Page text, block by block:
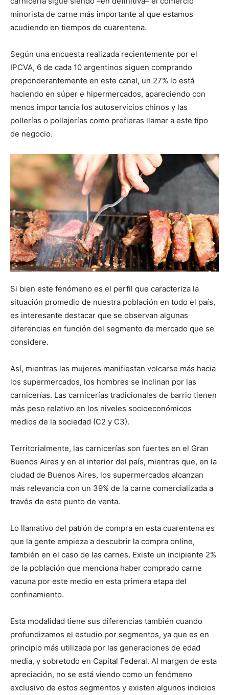
minorista de carne más importante al que estamos
acudiendo en tiempos de cuarentena.
Según una encuesta realizada recientemente por el
IPCVA, 6 de cada 10 argentinos siguen comprando
preponderantemente en este canal, un 27% lo está
haciendo en súper e hipermercados, apareciendo con
menos importancia los autoservicios chinos y las
pollerías o pollajerías como prefieras llamar a este tipo
de negocio.
Si bien este fenómeno es el perfil que caracteriza la
situación promedio de nuestra población en todo el país,
es interesante destacar que se observan algunas
diferencias en función del segmento de mercado que se
considere.
Así, mientras las mujeres manifiestan volcarse más hacia
los supermercados, los hombres se inclinan por las
carnicerías. Las carnicerías tradicionales de barrio tienen
más peso relativo en los niveles socioeconómicos
medios de la sociedad (C2 y C3).
Territorialmente, las carnicerías son fuertes en el Gran
Buenos Aires y en el interior del país, mientras que, en la
ciudad de Buenos Aires, los supermercados alcanzan
más relevancia con un 39% de la carne comercializada a
través de este punto de venta.
Lo llamativo del patrón de compra en esta cuarentena es
que la gente empieza a descubrir la compra online,
también en el caso de las carnes. Existe un incipiente 2%
de la población que menciona haber comprado carne
vacuna por este medio en esta primera etapa del
confinamiento.
Esta modalidad tiene sus diferencias también cuando
profundizamos el estudio por segmentos, ya que es en
principio más utilizada por las generaciones de edad
media, y sobretodo en Capital Federal. Al margen de esta
apreciación, no se está viendo como un fenómeno
exclusivo de estos segmentos y existen algunos indicios